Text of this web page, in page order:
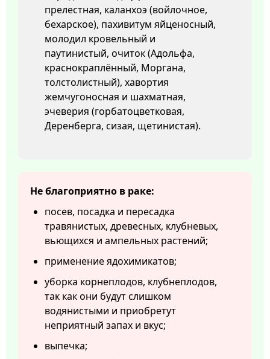
прелестная, каланхоэ (войлочное,
бехарское), пахивитум яйценосный,
молодил кровельный и
паутинистый, очиток (Адольфа,
краснокраплённый, Моргана,
толстолистный), хавортия
жемчугоносная и шахматная,
эчеверия (горбатоцветковая,
Деренберга, сизая, щетинистая).
Не благоприятно в раке:
посев, посадка и пересадка
травянистых, древесных, клубневых,
вьющихся и ампельных растений;
применение ядохимикатов;
уборка корнеплодов, клубнеплодов,
так как они будут слишком
водянистыми и приобретут
неприятный запах и вкус;
выпечка;